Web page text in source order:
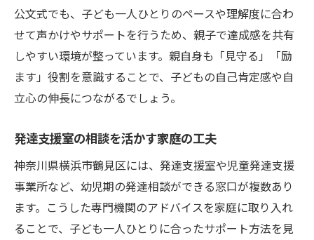
公文式でも、子ども一人ひとりのペースや理解度に合わ
せて声かけやサポートを行うため、親子で達成感を共有
しやすい環境が整っています。親自身も「見守る」「励
ます」役割を意識することで、子どもの自己肯定感や自
立心の伸長につながるでしょう。
発達支援室の相談を活かす家庭の工夫
神奈川県横浜市鶴見区には、発達支援室や児童発達支援
事業所など、幼児期の発達相談ができる窓口が複数あり
ます。こうした専門機関のアドバイスを家庭に取り入れ
ることで、子ども一人ひとりに合ったサポート方法を見